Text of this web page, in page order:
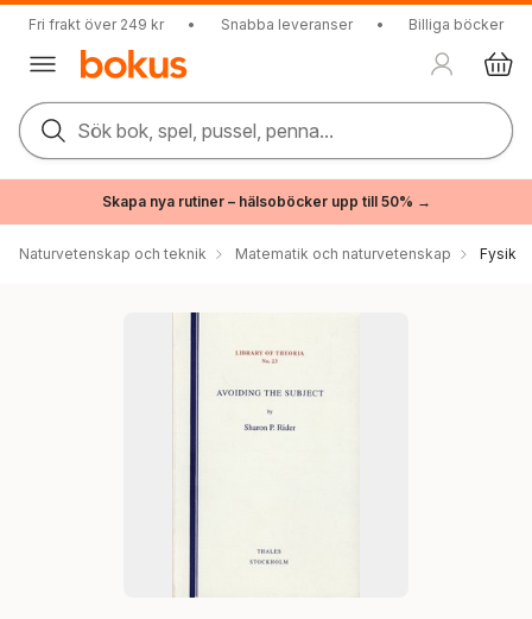
Fri frakt över 249 kr • Snabba leveranser • Billiga böcker
Sök bok, spel, pussel, penna...
Skapa nya rutiner – hälsoböcker upp till 50% →
Naturvetenskap och teknik Matematik och naturvetenskap Fysik